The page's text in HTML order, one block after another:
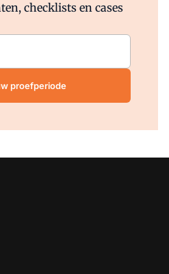
checklists en cases
proefperiode